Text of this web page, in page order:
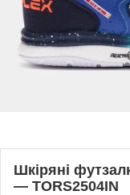
Шкіряні
— TORS2504IN